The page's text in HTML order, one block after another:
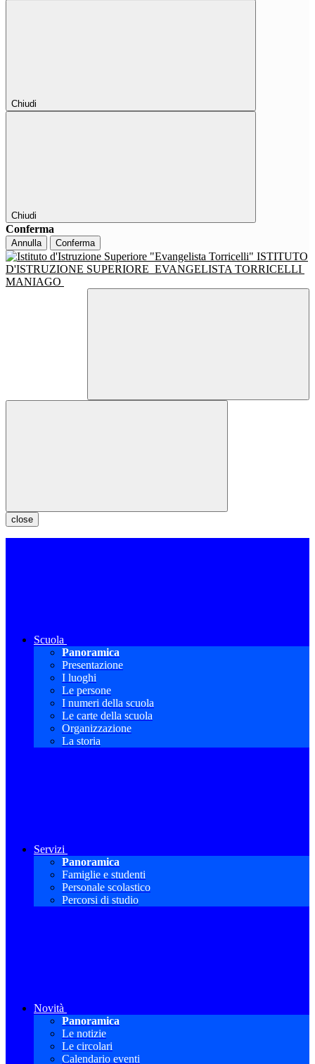
Chiudi
Chiudi
Conferma
Annulla Conferma
ISTITUTO
D'ISTRUZIONE SUPERIORE EVANGELISTA TORRICELLI
MANIAGO
close
Scuola
Panoramica
Presentazione
I luoghi
Le persone
I numeri della scuola
Le carte della scuola
Organizzazione
La storia
Servizi
Panoramica
Famiglie e studenti
Personale scolastico
Percorsi di studio
Novità
Panoramica
Le notizie
Le circolari
Calendario eventi